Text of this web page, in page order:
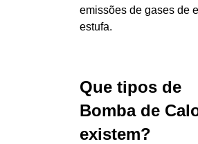
emissões de gases de
estufa.
Que tipos de
Bomba de
existem?